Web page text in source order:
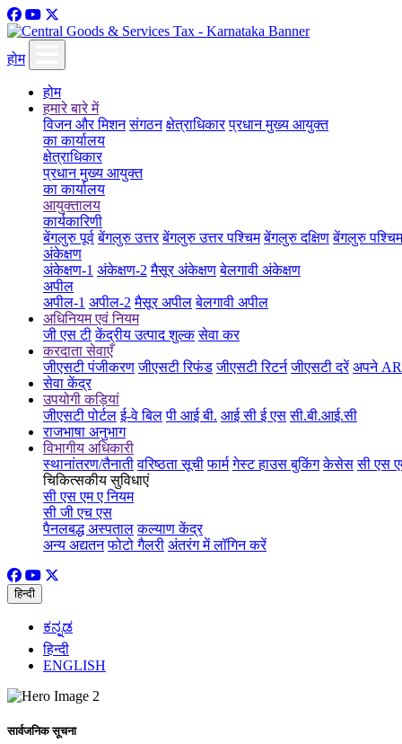
होम
होम
हमारे बारे में
विजन और मिशन संगठन क्षेत्राधिकार प्रधान मुख्य आयुक्त
का कार्यालय
क्षेत्राधिकार
प्रधान मुख्य आयुक्त
का कार्यालय
आयुक्तालय
कार्यकारिणी
बेंगलुरु पूर्व बेंगलुरु उत्तर बेंगलुरु उत्तर पश्चिम बेंगलुरु दक्षिण बेंगलुरु पश्चिम
अंकेक्षण
अंकेक्षण-1 अंकेक्षण-2 मैसूर अंकेक्षण बेलगावी अंकेक्षण
अपील
अपील-1 अपील-2 मैसूर अपील बेलगावी अपील
अधिनियम एवं नियम
जी एस टी केंद्रीय उत्पाद शुल्क सेवा कर
करदाता सेवाएँ
जीएसटी पंजीकरण जीएसटी रिफंड जीएसटी रिटर्न जीएसटी दरें अपने
सेवा केंद्र
उपयोगी कड़ियां
जीएसटी पोर्टल ई-वे बिल पी आई बी. आई सी ई एस सी.बी.आई.सी
राजभाषा अनुभाग
विभागीय अधिकारी
स्थानांतरण/तैनाती वरिष्ठता सूची फार्म गेस्ट हाउस बुकिंग केसेस सी एस
चिकित्सकीय सुविधाएं
सी एस एम ए नियम
सी जी एच एस
पैनलबद्ध अस्पताल कल्याण केंद्र
अन्य अद्यतन फोटो गैलरी अंतरंग में लॉगिन करें
हिन्दी
ಕನ್ನಡ
हिन्दी
ENGLISH
सार्वजनिक सूचना